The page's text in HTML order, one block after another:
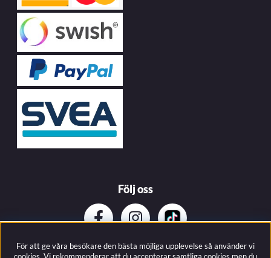
Följ oss
Prenumerera på vårat nyhetsbrev
För att ge våra besökare den bästa möjliga upplevelse så använder vi